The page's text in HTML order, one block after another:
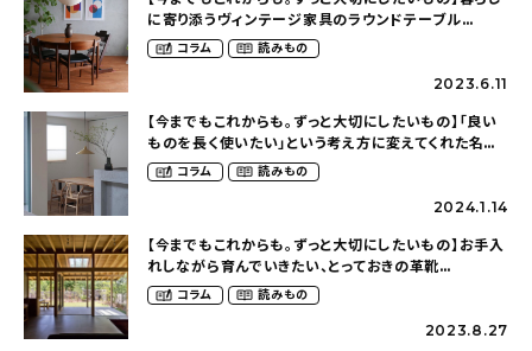
に寄り添うヴィンテージ家具のラウンドテーブル
（sato__home_さん）
コラム 読みもの
2023.6.11
【今までもこれからも。ずっと大切にしたいもの】「良い
ものを長く使いたい」という考え方に変えてくれた名作
チェア（sen__ieさん）
コラム 読みもの
2024.1.14
【今までもこれからも。ずっと大切にしたいもの】お手入
れしながら育んでいきたい、とっておきの革靴
（uta____cataさん）
コラム 読みもの
2023.8.27